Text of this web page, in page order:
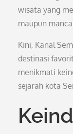
wisata yang
maupun
Kini, Kanal
destinasi
menikmati
sejarah kota